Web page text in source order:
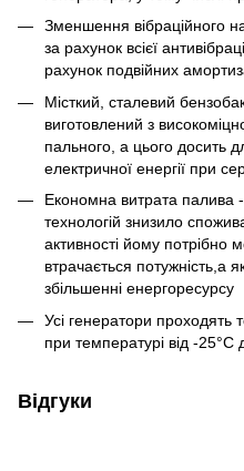
Зменшення вібраційного
за рахунок всієї
рахунок подвійних
Місткий, сталевий
виготовлений з
пального, а цього досить
електричної енергії при
Економна витрата палива
технологій знизило
активності йому
втрачається потужність,а
збільшенні енергоресурсу
Усі генератори проходять
при температурі від -25°С
Відгуки